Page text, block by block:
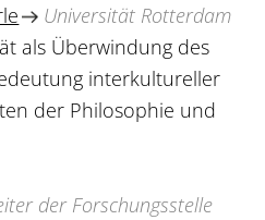
Universität Rotterdam
als Überwindung des
interkultureller
der Philosophie und
der Forschungsstelle